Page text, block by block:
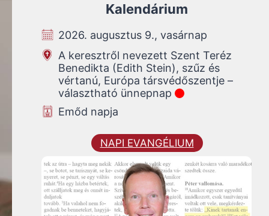
Kalendárium
2026. augusztus 9., vasárnap
A keresztről nevezett Szent Teréz
Benedikta (Edith Stein), szűz és
vértanú, Európa társvédőszentje –
választható ünnepnap
Emőd napja
NAPI EVANGÉLIUM